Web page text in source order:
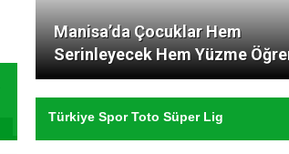
Manisa’da Çocuklar Hem
Serinleyecek Hem Yüzme